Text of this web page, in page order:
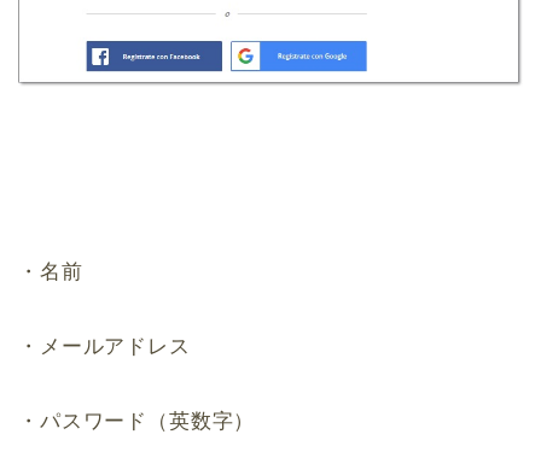
・名前
・メールアドレス
・パスワード（英数字）